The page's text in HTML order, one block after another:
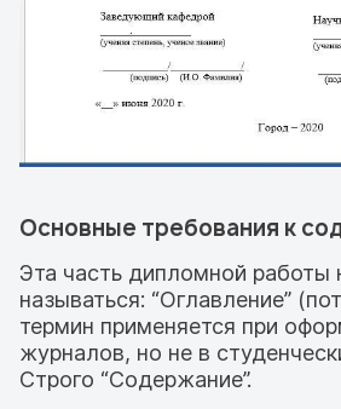
Основные требования к
Эта часть дипломной работы
называться: “Оглавление”
термин применяется при
журналов, но не в
Строго “Содержание”.